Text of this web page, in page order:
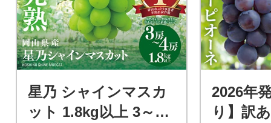
星乃 シャインマスカ
ット 1.8kg以上 3～4
2026年
り】訳